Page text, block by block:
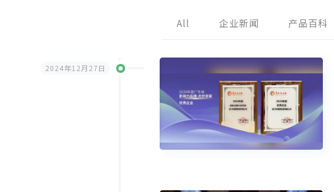
All 企业新闻 产品百科
2024年12月27日